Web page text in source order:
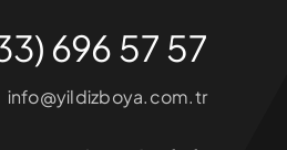
696 57 57
info@yildizboya.com.tr